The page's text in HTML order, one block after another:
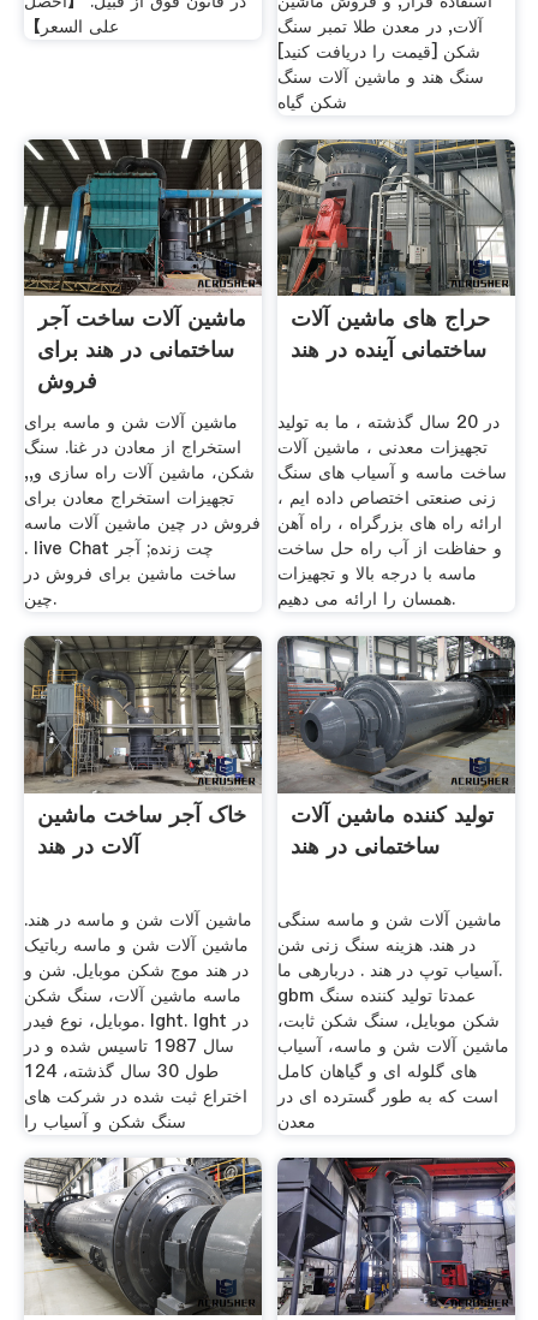
على السعر】
آلات, در معدن طلا تمبر سنگ
شکن [قیمت را دریافت کنید]
سنگ هند و ماشین آلات سنگ
شکن گیاه
ماشین آلات ساخت آجر
ساختمانی در هند برای
فروش
ماشین آلات شن و ماسه برای
استخراج از معادن در غنا. سنگ
شکن، ماشین آلات راه سازی و,,
تجهیزات استخراج معادن برای
فروش در چین ماشین آلات ماسه
. live Chat چت زنده; آجر
ساخت ماشین برای فروش در
چین.
حراج های ماشین آلات
ساختمانی آینده در هند
در 20 سال گذشته ، ما به تولید
تجهیزات معدنی ، ماشین آلات
ساخت ماسه و آسیاب های سنگ
زنی صنعتی اختصاص داده ایم ،
ارائه راه های بزرگراه ، راه آهن
و حفاظت از آب راه حل ساخت
ماسه با درجه بالا و تجهیزات
همسان را ارائه می دهیم.
خاک آجر ساخت ماشین
آلات در هند
ماشین آلات شن و ماسه در هند.
ماشین آلات شن و ماسه رباتیک
در هند موج شکن موبایل. شن و
ماسه ماشین آلات، سنگ شکن
موبایل، نوع فیدر. lght. lght در
سال 1987 تاسیس شده و در
طول 30 سال گذشته، 124
اختراع ثبت شده در شركت های
سنگ شكن و آسیاب را
تولید کننده ماشین آلات
ساختمانی در هند
ماشین آلات شن و ماسه سنگی
در هند. هزینه سنگ زنی شن
آسیاب توپ در هند . دربارهی ما.
gbm عمدتا تولید کننده سنگ
شکن موبایل، سنگ شکن ثابت،
ماشین آلات شن و ماسه، آسیاب
های گلوله ای و گیاهان کامل
است که به طور گسترده ای در
معدن